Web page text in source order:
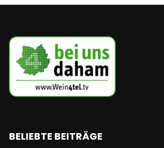
BELIEBTE BEITRÄGE